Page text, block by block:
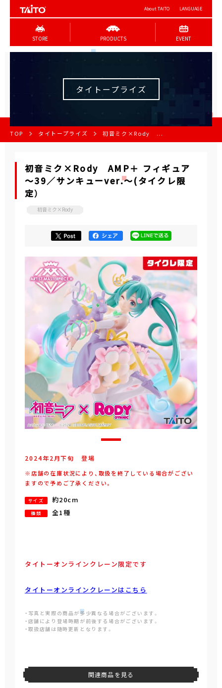
About TAITO LANGUAGE
STORE PRODUCTS EVENT
タイトープライズ
TOP タイトープライズ 初音ミク×Rody ...
初音ミク×Rody AMP＋ フィギュア
～39／サンキューver.～(タイクレ限
定）
初音ミク×Rody
2024年2月下旬 登場
※店舗の在庫状況により、取扱を終了している場合がござい
ますので予めご了承ください。
サイズ 約20cm
種類 全1種
タイトーオンラインクレーン限定です
タイトーオンラインクレーンはこちら
・写真と実際の商品が多少異なる場合がございます。
・店舗により登場時期が前後する場合がございます。
・取扱店舗は随時更新となります。
関連商品を見る